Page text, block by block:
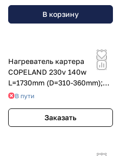
В корзину
Нагреватель картера
COPELAND 230v 140w
L=1730mm (D=310-360mm);
8055753
В пути
Заказать